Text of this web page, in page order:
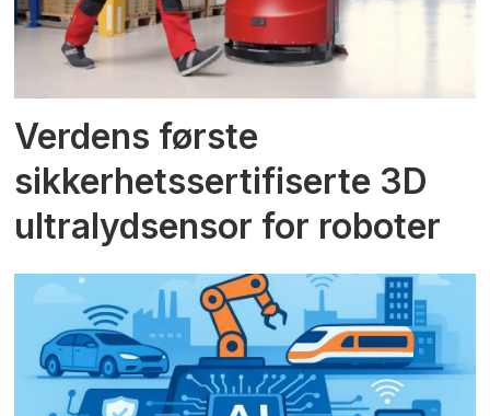
Verdens første
sikkerhetssertifiserte 3D
ultralydsensor for roboter